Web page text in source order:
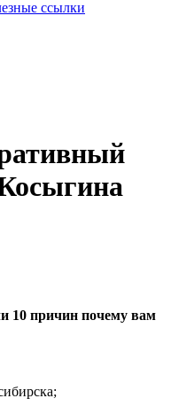
ссылки
10 причин почему вам